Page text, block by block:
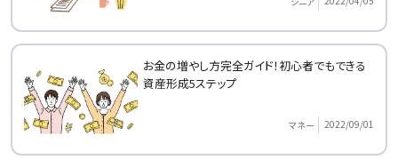
お金の増やし方完全ガイド！初心者でもできる
資産形成5ステップ
マネー 2022/09/01